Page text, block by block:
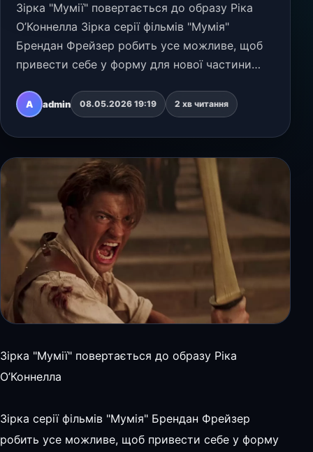
Зірка "Мумії" повертається до образу Ріка
О’Коннелла Зірка серії фільмів "Мумія"
Брендан Фрейзер робить усе можливе, щоб
привести себе у форму для нової частини
знову зіграє роль авантюриста й шукача
пригод Ріка О…
A admin 08.05.2026 19:19 2 хв читання
Зірка "Мумії" повертається до образу Ріка
О’Коннелла
Зірка серії фільмів "Мумія" Брендан Фрейзер
робить усе можливе, щоб привести себе у форму